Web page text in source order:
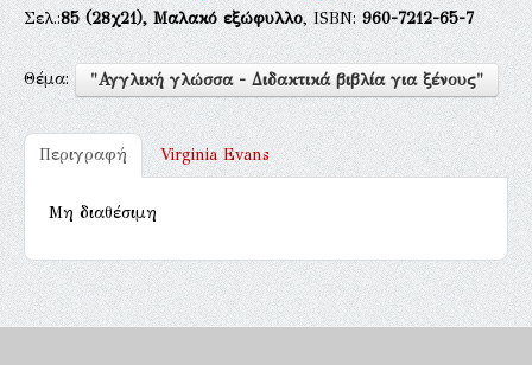
Σελ.:85(28χ21), Μαλακό εξώφυλλο, ISBN:960-7212-65-7
Θέμα: "Αγγλική γλώσσα - Διδακτικά βιβλία για ξένους"
Περιγραφή Virginia Evans
Μη διαθέσιμη